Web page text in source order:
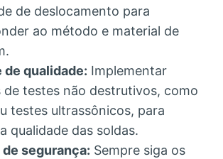
de deslocamento para
ao método e material de
de qualidade: Implementar
de testes não destrutivos, como
testes ultrassônicos, para
qualidade das soldas.
segurança: Sempre siga os